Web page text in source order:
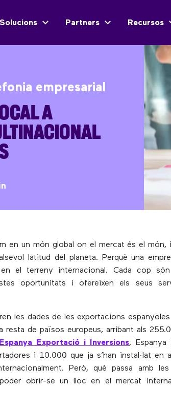
Solucions Partners Recursos
empresarial
A
en un món global on el mercat és el
latitud del planeta. Perquè una
en el terreny internacional. Cada cop
oportunitats i ofereixen els seus
les dades de les exportacions
resta de països europeus, arribant als
Exportació i Inversions,
i 10.000 que ja s’han instal·lat en
Però, què passa amb
obrir-se un lloc en el mercat